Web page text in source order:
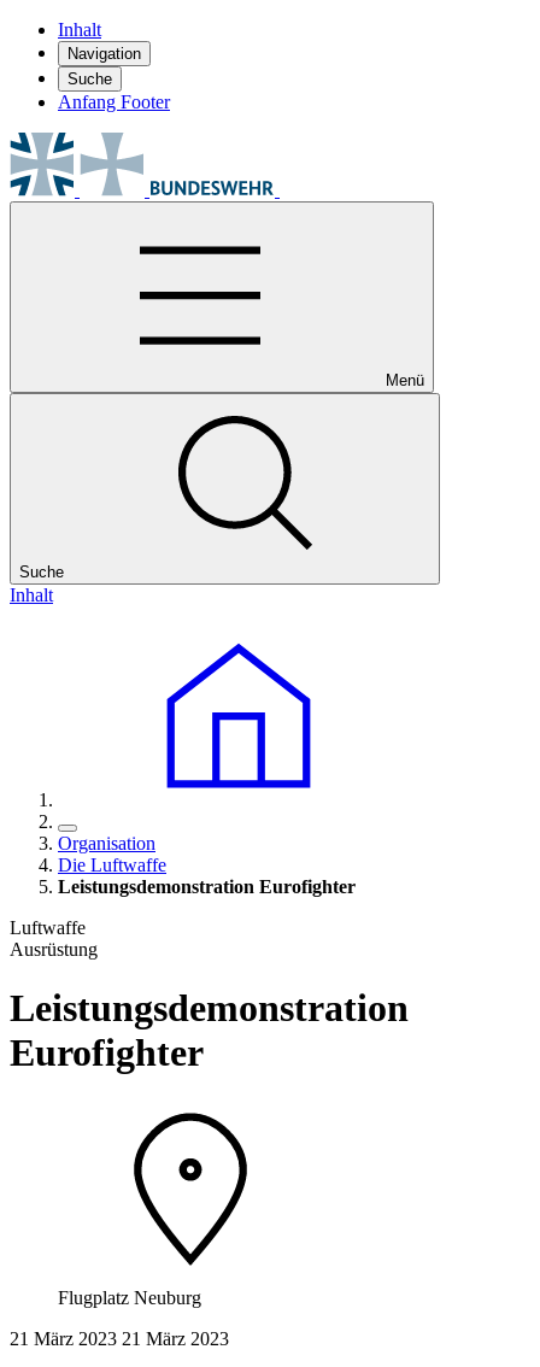
Inhalt
Navigation
Suche
Anfang Footer
Menü
Suche
Inhalt
Organisation
Die Luftwaffe
Leistungsdemonstration Eurofighter
Luftwaffe
Ausrüstung
Leistungsdemonstration
Eurofighter
Flugplatz Neuburg
21 März 2023 21 März 2023